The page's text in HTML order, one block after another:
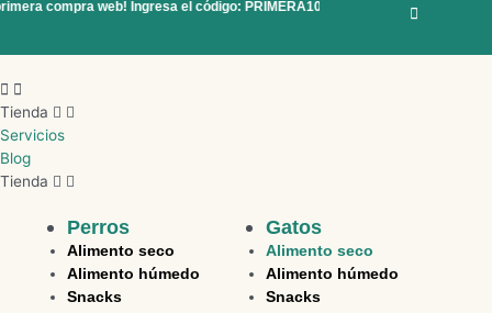
Ir
contenido
compra web! Ingresa el código: PRIMERA10 ¡10 % de descuento en
Tienda
Servicios
Blog
Tienda
Perros
Alimento seco
Alimento húmedo
Snacks
Gatos
Alimento seco
Alimento húmedo
Snacks